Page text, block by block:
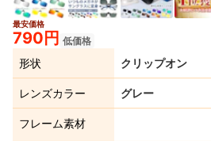
最安価格
790円 低価格
形状 クリップオン
レンズカラー グレー
フレーム素材